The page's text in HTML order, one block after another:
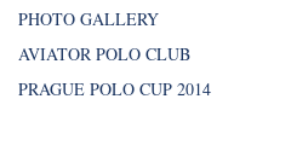
PHOTO GALLERY
AVIATOR POLO CLUB
PRAGUE POLO CUP 2014